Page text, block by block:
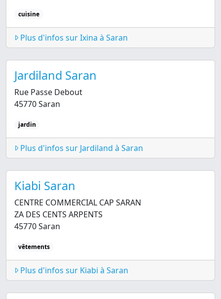
cuisine
Plus d'infos sur Ixina à Saran
Jardiland Saran
Rue Passe Debout
45770 Saran
jardin
Plus d'infos sur Jardiland à Saran
Kiabi Saran
CENTRE COMMERCIAL CAP SARAN
ZA DES CENTS ARPENTS
45770 Saran
vêtements
Plus d'infos sur Kiabi à Saran